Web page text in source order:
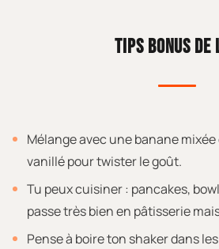
TIPS BONUS DE
Mélange avec une banane mixée
vanillé pour twister le goût.
Tu peux cuisiner : pancakes,
passe très bien en pâtisserie
Pense à boire ton shaker dans